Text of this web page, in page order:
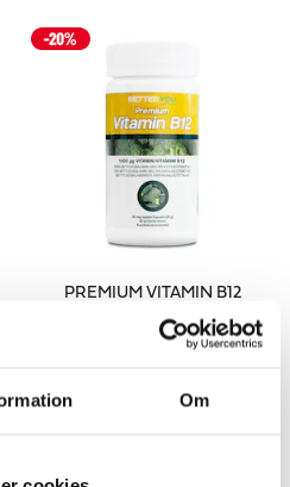
Om
PREMIUM VITAMIN B12
LÄGG I VARUKORGEN